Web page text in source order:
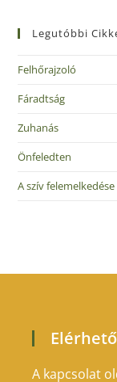
Legutóbbi
Felhőrajzoló
Fáradtság
Zuhanás
Önfeledten
A szív felemelkedése
A kapcsolat